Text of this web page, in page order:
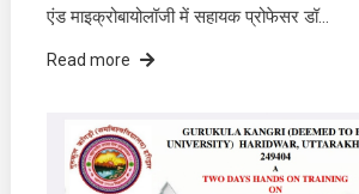
एंड माइक्रोबायोलॉजी में सहायक प्रोफेसर डॉ…
Read more